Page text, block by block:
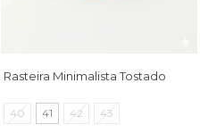
Rasteira Minimalista Tostado
40 41 42 43